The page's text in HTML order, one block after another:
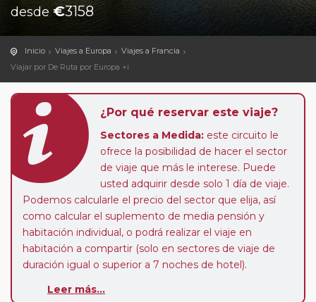
desde €3158
Inicio Viajes a Europa
Viajes a Francia
Viajar por De Ruta por Europa +i
¿Por qué reservar este viaje?
Sectores a Medida: este circuito le
ofrece la posibilidad de hacer el sector
de viaje que más le interese. Puede
usted adquirir desde solo 1 día de viaje.
Podemos calcularle el precio del sector que elija, así
como calcular el suplemento de media pensión y
habitación individual, o podrá realizar el viaje en
habitación a compartir (solo en sectores de viaje de
duración igual o superior a 7 noches de hotel).
de que usted pueda programar una o más paradas en
Leer más...